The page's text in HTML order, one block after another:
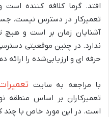
‌افتد. گرما کلافه ‌کننده
تعمیرکار در دسترس نیست.
آشنایان زمان ‌بر است و
ندارد. در چنین موقعیتی
حرفه ‌ای و ارزیابی‌شده را
با مراجعه به سایت
تعمیرکاران بر اساس منطقه
است. در این مورد خاص با چند